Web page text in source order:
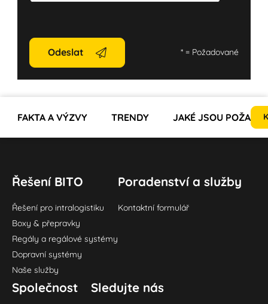
Odeslat *= Požadované
FAKTA A VÝZVY TRENDY JAKÉ JSOU
Řešení BITO
Řešení pro intralogistiku
Boxy & přepravky
Regály a regálové systémy
Dopravní systémy
Naše služby
Poradenství a služby
Kontaktní formulář
Společnost Sledujte nás